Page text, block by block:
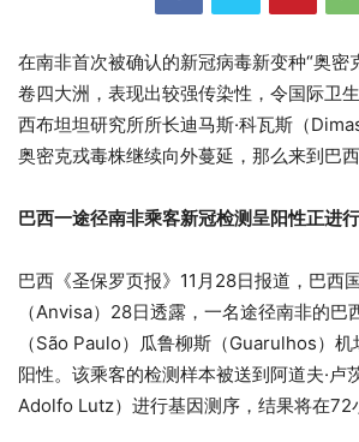
在南非首次被确认的新冠病毒新变种“奥密
卷四大洲，表现出较强传染性，令国际卫
西布坦坦研究所所长迪马斯·科瓦斯（
奥密克戎毒株继续向外蔓延，那么来到巴西
巴西一途径南非乘客新冠检测呈阳性正进
巴西《圣保罗页报》11月28日报道，巴西
（Anvisa）28日透露，一名途径南非的巴
（São Paulo）瓜鲁柳斯（Guarulhos）
阳性。该乘客的检测样本被送到阿道夫·
Adolfo Lutz）进行基因测序，结果将在72